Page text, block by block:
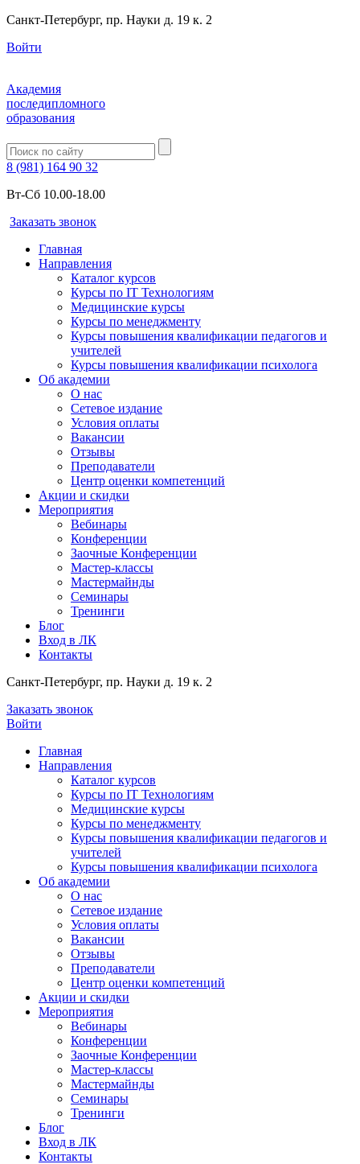
Санкт-Петербург, пр. Науки д. 19 к. 2
Войти
Академия
последипломного
образования
8 (981) 164 90 32
Вт-Сб 10.00-18.00
Заказать звонок
Главная
Направления
Каталог курсов
Курсы по IT Технологиям
Медицинские курсы
Курсы по менеджменту
Курсы повышения квалификации педагогов и
учителей
Курсы повышения квалификации психолога
Об академии
О нас
Сетевое издание
Условия оплаты
Вакансии
Отзывы
Преподаватели
Центр оценки компетенций
Акции и скидки
Мероприятия
Вебинары
Конференции
Заочные Конференции
Мастер-классы
Мастермайнды
Семинары
Тренинги
Блог
Вход в ЛК
Контакты
Санкт-Петербург, пр. Науки д. 19 к. 2
Заказать звонок
Войти
Главная
Направления
Каталог курсов
Курсы по IT Технологиям
Медицинские курсы
Курсы по менеджменту
Курсы повышения квалификации педагогов и
учителей
Курсы повышения квалификации психолога
Об академии
О нас
Сетевое издание
Условия оплаты
Вакансии
Отзывы
Преподаватели
Центр оценки компетенций
Акции и скидки
Мероприятия
Вебинары
Конференции
Заочные Конференции
Мастер-классы
Мастермайнды
Семинары
Тренинги
Блог
Вход в ЛК
Контакты